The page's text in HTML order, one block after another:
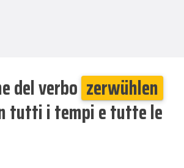
del verbo zerwühlen
tutti i tempi e tutte le